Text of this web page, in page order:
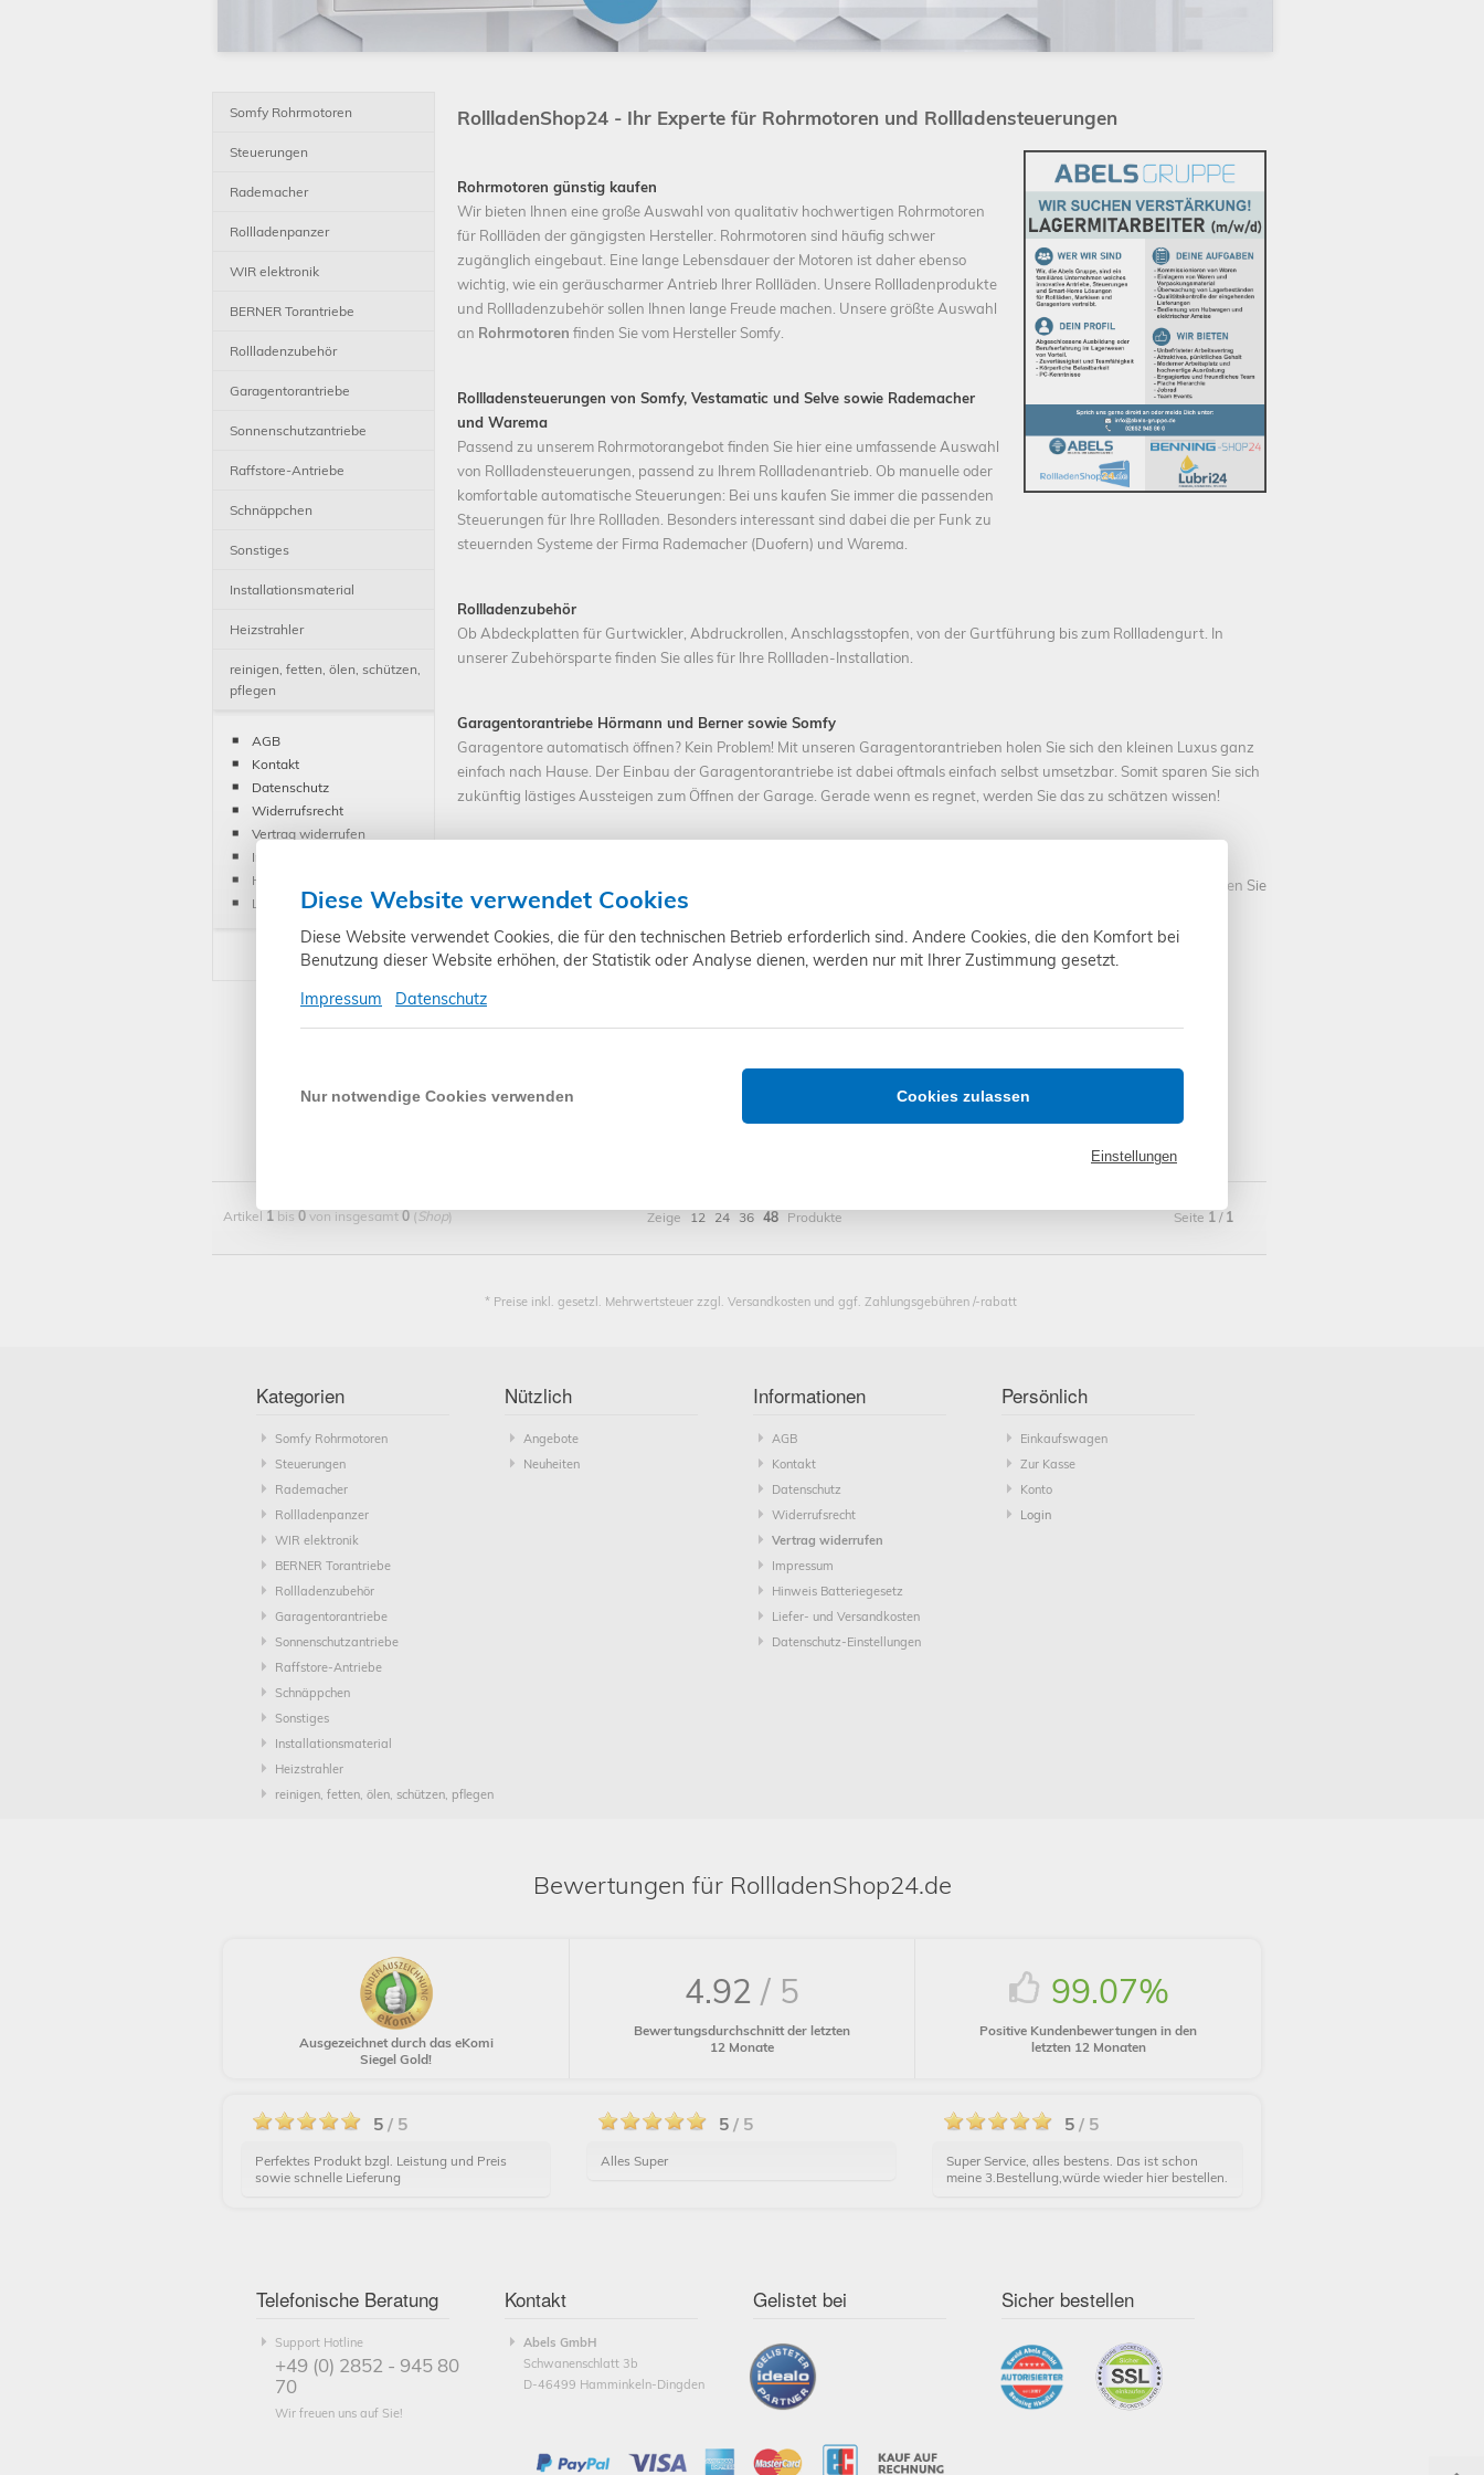
Somfy Rohrmotoren
Steuerungen
Rademacher
Rollladenpanzer
WIR elektronik
BERNER Torantriebe
Rollladenzubehör
Garagentorantriebe
Sonnenschutzantriebe
Raffstore-Antriebe
Schnäppchen
Sonstiges
Installationsmaterial
Heizstrahler
reinigen, fetten, ölen, schützen,
pflegen
AGB
Kontakt
Datenschutz
Widerrufsrecht
Vertrag widerrufen
Impressum
Hinweis Batteriegesetz
Liefer- und Versandkosten
RollladenShop24 - Ihr Experte für Rohrmotoren und Rollladensteuerungen
Rohrmotoren günstig kaufen
Wir bieten Ihnen eine große Auswahl von qualitativ hochwertigen Rohrmotoren
für Rollläden der gängigsten Hersteller. Rohrmotoren sind häufig schwer
zugänglich eingebaut. Eine lange Lebensdauer der Motoren ist daher ebenso
wichtig, wie ein geräuscharmer Antrieb Ihrer Rollläden. Unsere Rollladenprodukte
und Rollladenzubehör sollen Ihnen lange Freude machen. Unsere größte Auswahl
an Rohrmotoren finden Sie vom Hersteller Somfy.
Rollladensteuerungen von Somfy, Vestamatic und Selve sowie Rademacher
und Warema
Passend zu unserem Rohrmotorangebot finden Sie hier eine umfassende Auswahl
von Rollladensteuerungen, passend zu Ihrem Rollladenantrieb. Ob manuelle oder
komfortable automatische Steuerungen: Bei uns kaufen Sie immer die passenden
Steuerungen für Ihre Rollladen. Besonders interessant sind dabei die per Funk zu
steuernden Systeme der Firma Rademacher (Duofern) und Warema.
Rollladenzubehör
Ob Abdeckplatten für Gurtwickler, Abdruckrollen, Anschlagsstopfen, von der Gurtführung bis zum Rollladengurt. In
unserer Zubehörsparte finden Sie alles für Ihre Rollladen-Installation.
Garagentorantriebe Hörmann und Berner sowie Somfy
Garagentore automatisch öffnen? Kein Problem! Mit unseren Garagentorantrieben holen Sie sich den kleinen Luxus ganz
einfach nach Hause. Der Einbau der Garagentorantriebe ist dabei oftmals einfach selbst umsetzbar. Somit sparen Sie sich
zukünftig lästiges Aussteigen zum Öffnen der Garage. Gerade wenn es regnet, werden Sie das zu schätzen wissen!
Schnelle Abschattung Ihrer Terrasse realisieren Sie mit einem Markisenantrieb. Mit einem Sonnenschutzantrieb können Sie
Ihren Sonnenschutz komfortabel und schnell aus- und einfahren. Schützen Sie sich vor Hitze im Wohnraum oder Ihre
Terrasse und Balkon mit einem automatischen Sonnenrollo - am besten kombiniert mit einer automatischen
Markisensteuerung
Gerne beraten wir Sie kostenfrei und unverbindlich zu unseren Produkten.
Ihr RollladenShop24 aus Hamminkeln
Artikel 1 bis 0 von insgesamt 0 ( Shop) Zeige 12 24 36 48 Produkte Seite 1 / 1
* Preise inkl. gesetzl. Mehrwertsteuer zzgl. Versandkosten und ggf. Zahlungsgebühren /-rabatt
Kategorien
Somfy Rohrmotoren
Steuerungen
Rademacher
Rollladenpanzer
WIR elektronik
BERNER Torantriebe
Rollladenzubehör
Garagentorantriebe
Sonnenschutzantriebe
Raffstore-Antriebe
Schnäppchen
Sonstiges
Installationsmaterial
Heizstrahler
reinigen, fetten, ölen, schützen, pflegen
Nützlich
Angebote
Neuheiten
Informationen
AGB
Kontakt
Datenschutz
Widerrufsrecht
Vertrag widerrufen
Impressum
Hinweis Batteriegesetz
Liefer- und Versandkosten
Datenschutz-Einstellungen
Persönlich
Einkaufswagen
Zur Kasse
Konto
Login
Bewertungen für RollladenShop24.de
Ausgezeichnet durch das eKomi
Siegel Gold!
4.92 / 5
Bewertungsdurchschnitt der letzten
12 Monate
99.07%
Positive Kundenbewertungen in den
letzten 12 Monaten
5/ 5
Perfektes Produkt bzgl. Leistung und Preis
sowie schnelle Lieferung
5/ 5
Alles Super
5/ 5
Super Service, alles bestens. Das ist schon
meine 3.Bestellung,würde wieder hier bestellen.
Telefonische Beratung
Support Hotline
+49 (0) 2852 - 945 80
70
Wir freuen uns auf Sie!
Kontakt
Abels GmbH
Schwanenschlatt 3b
D-46499 Hamminkeln-Dingden
Gelistet bei Sicher bestellen
Diese Website verwendet Cookies
Diese Website verwendet Cookies, die für den technischen Betrieb erforderlich sind. Andere Cookies, die den Komfort bei
Benutzung dieser Website erhöhen, der Statistik oder Analyse dienen, werden nur mit Ihrer Zustimmung gesetzt.
Impressum
Datenschutz
Nur notwendige Cookies verwenden Cookies zulassen
Einstellungen